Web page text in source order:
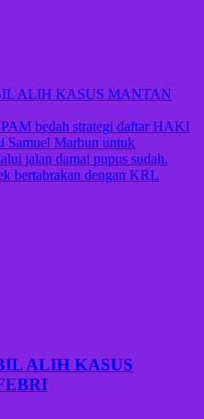
ALIH KASUS MANTAN
bedah strategi daftar HAKI
Samuel Marbun untuk
jalan damai pupus sudah.
bertabrakan dengan KRL
ALIH KASUS